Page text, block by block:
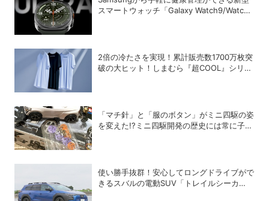
スマートウォッチ「Galaxy Watch9/Watch
2倍の冷たさを実現！累計販売数1700万枚突
破の大ヒット！しまむら『超COOL』シリー
「マチ針」と「服のボタン」がミニ四駆の姿
を変えた!?ミニ四駆開発の歴史には常に子ど
使い勝手抜群！安心してロングドライブがで
きるスバルの電動SUV「トレイルシーカ